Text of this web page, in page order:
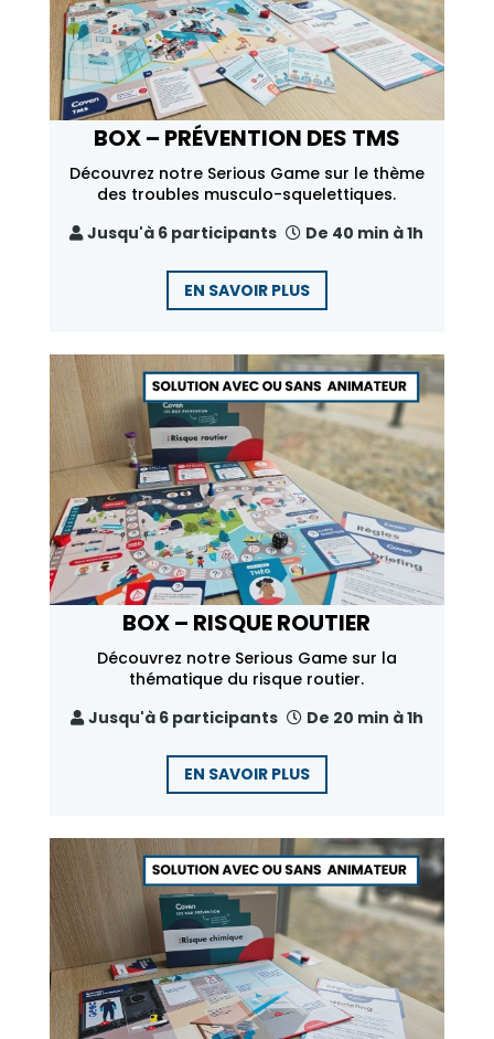
BOX – PRÉVENTION DES TMS
Découvrez notre Serious Game sur le thème
des troubles musculo-squelettiques.
Jusqu'à 6 participants
De 40 min à 1h
EN SAVOIR PLUS
BOX – RISQUE ROUTIER
Découvrez notre Serious Game sur la
thématique du risque routier.
Jusqu'à 6 participants
De 20 min à 1h
EN SAVOIR PLUS